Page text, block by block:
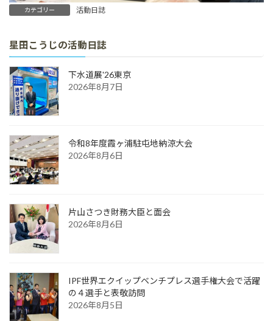
カテゴリー 活動日誌
星田こうじの活動日誌
下水道展'26東京
2026年8月7日
令和8年度霞ヶ浦駐屯地納涼大会
2026年8月6日
片山さつき財務大臣と面会
2026年8月6日
IPF世界エクイップベンチプレス選手権大会で活躍
の４選手と表敬訪問
2026年8月5日